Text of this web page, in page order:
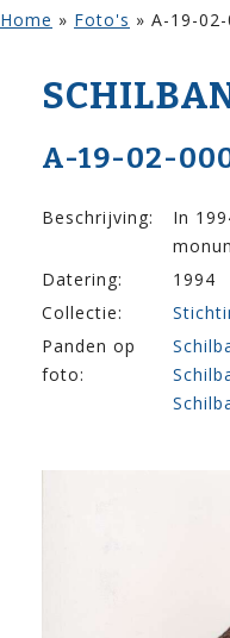
Home » Foto's » A-19-
A-19-02-
Beschrijving:
In
Datering:
1994
Collectie:
Panden op
foto: